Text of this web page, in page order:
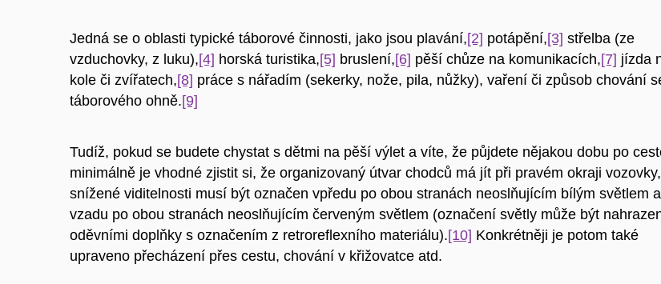
Jedná se o oblasti typické táborové činnosti, jako jsou plavání,[2] potápění,[3] střelba (ze
vzduchovky, z luku),[4] horská turistika,[5] bruslení,[6] pěší chůze na komunikacích,[7] jízda
kole či zvířatech,[8] práce s nářadím (sekerky, nože, pila, nůžky), vaření či způsob chování
táborového ohně.[9]
Tudíž, pokud se budete chystat s dětmi na pěší výlet a víte, že půjdete nějakou dobu po
minimálně je vhodné zjistit si, že organizovaný útvar chodců má jít při pravém okraji
snížené viditelnosti musí být označen vpředu po obou stranách neoslňujícím bílým světlem a
vzadu po obou stranách neoslňujícím červeným světlem (označení světly může být
oděvními doplňky s označením z retroreflexního materiálu).[10] Konkrétněji je potom také
upraveno přecházení přes cestu, chování v křižovatce atd.